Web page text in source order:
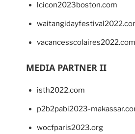
lcicon2023boston.com
vacancesscolaires2022.com
MEDIA PARTNER II
isth2022.com
p2b2pabi2023-
wocfparis2023.org